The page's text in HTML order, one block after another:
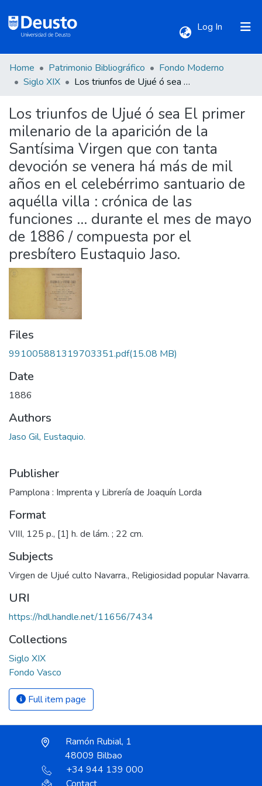
Log In (current)
Communities & Collections
All of DSpace
Statistics
Home Patrimonio Bibliográfico
Fondo Moderno
Siglo XIX
Los triunfos de Ujué ó sea El primer milenario de la aparición de la Santísima Virgen que con tanta devoción se venera há más de mil años en el celebérrimo santuario de aquélla villa : crónica de las funciones ... durante el mes de mayo de 1886 / compuesta por el presbítero Eustaquio Jaso.
Los triunfos de Ujué ó sea El primer
milenario de la aparición de la
Santísima Virgen que con tanta
devoción se venera há más de mil
años en el celebérrimo santuario de
aquélla villa : crónica de las
funciones ... durante el mes de mayo
de 1886 / compuesta por el
presbítero Eustaquio Jaso.
Files
991005881319703351.pdf(15.08 MB)
Date
1886
Authors
Jaso Gil, Eustaquio.
Publisher
Pamplona : Imprenta y Librería de Joaquín Lorda
Format
VIII, 125 p., [1] h. de lám. ; 22 cm.
Subjects
Virgen de Ujué culto Navarra., Religiosidad popular Navarra.
URI
https://hdl.handle.net/11656/7434
Collections
Siglo XIX
Fondo Vasco
Full item page
Ramón Rubial, 1
48009 Bilbao
+34 944 139 000